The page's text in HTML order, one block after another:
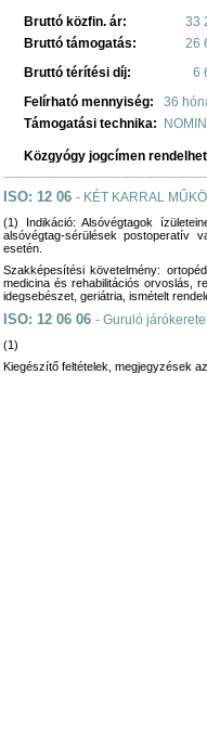
Bruttó közfin. ár:
33
Bruttó támogatás:
26
Bruttó térítési díj:
6
Felírható mennyiség:
36
Támogatási technika:
Közgyógy jogcímen
ISO: 12 06 - KÉT KARRAL
(1) Indikáció: Alsóvégtagok
alsóvégtag-sérülések postoperatív
esetén.
Szakképesítési követelmény:
medicina és rehabilitációs orvoslás,
idegsebészet, geriátria, ismételt
ISO: 12 06 06 - Guruló
(1)
Kiegészítő feltételek, megjegyzések